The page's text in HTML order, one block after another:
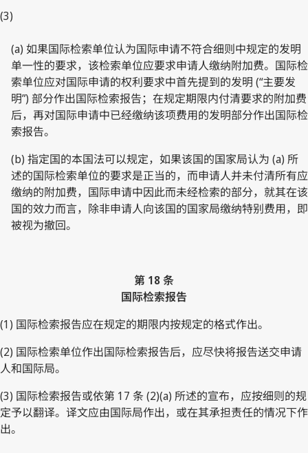
(3)
(a) 如果国际检索单位认为国际申请不符合细则中规定的发明
单一性的要求，该检索单位应要求申请人缴纳附加费。国际检
索单位应对国际申请的权利要求中首先提到的发明 (“主要发
明”) 部分作出国际检索报告；在规定期限内付清要求的附加费
后，再对国际申请中已经缴纳该项费用的发明部分作出国际检
索报告。
(b) 指定国的本国法可以规定，如果该国的国家局认为 (a) 所
述的国际检索单位的要求是正当的，而申请人并未付清所有应
缴纳的附加费，国际申请中因此而未经检索的部分，就其在该
国的效力而言，除非申请人向该国的国家局缴纳特别费用，即
被视为撤回。
第 18 条
国际检索报告
(1) 国际检索报告应在规定的期限内按规定的格式作出。
(2) 国际检索单位作出国际检索报告后，应尽快将报告送交申请
人和国际局。
(3) 国际检索报告或依第 17 条 (2)(a) 所述的宣布，应按细则的规
定予以翻译。译文应由国际局作出，或在其承担责任的情况下作
出。